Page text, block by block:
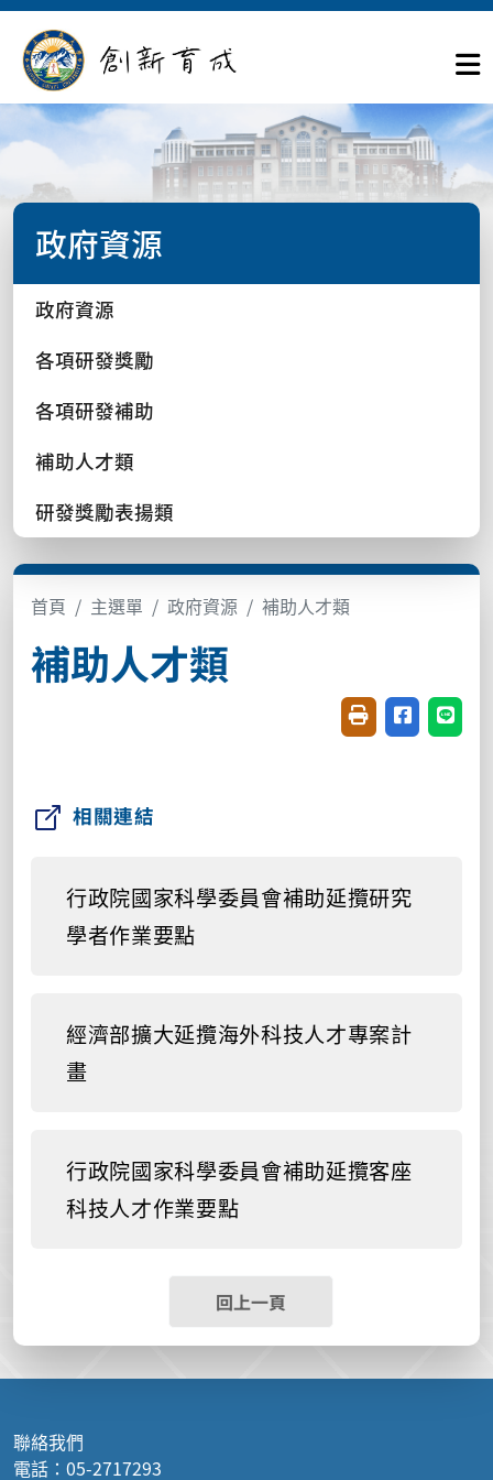
政府資源
政府資源
各項研發獎勵
各項研發補助
補助人才類
研發獎勵表揚類
首頁 主選單 政府資源 補助人才類
補助人才類
友善列印(開新視
分享至臉書
分享
相關連結
行政院國家科學委員會補助延攬研究
學者作業要點
經濟部擴大延攬海外科技人才專案計
畫
行政院國家科學委員會補助延攬客座
科技人才作業要點
回上一頁
聯絡我們
電話：05-2717293